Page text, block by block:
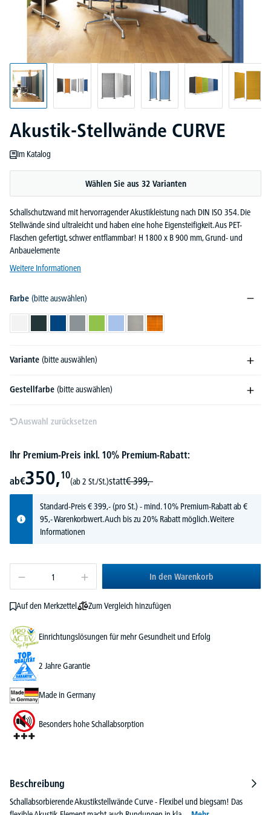
Akustik-Stellwände CURVE
Im Katalog
Wählen Sie aus 32 Varianten
Schallschutzwand mit hervorragender Akustikleistung nach DIN ISO 354. Die
Stellwände sind ultraleicht und haben eine hohe Eigensteifigkeit. Aus PET-
Flaschen gefertigt, schwer entflammbar! H 1800 x B 900 mm, Grund- und
Anbauelemente
Weitere Informationen
Farbe (bitte auswählen)
Variante (bitte auswählen)
Gestellfarbe (bitte auswählen)
Auswahl zurücksetzen
Ihr Premium-Preis inkl. 10% Premium-Rabatt:
ab€350,10
(ab 2 St./St.)statt€ 399,-
Standard-Preis€399,-(pro St.) - mind. 10% Premium-Rabatt ab €
95,- Warenkorbwert. Auch bis zu 20% Rabatt möglich.Weitere
Informationen
In den Warenkorb
Auf den Merkzettel Zum Vergleich hinzufügen
Einrichtungslösungen für mehr Gesundheit und Erfolg
2 Jahre Garantie
Made in Germany
Besonders hohe Schallabsorption
Beschreibung
Schallabsorbierende Akustikstellwände Curve - Flexibel und biegsam! Das